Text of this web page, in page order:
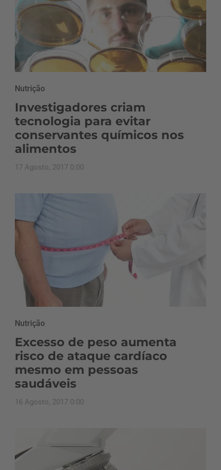
Nutrição
Investigadores criam
tecnologia para evitar
conservantes químicos nos
alimentos
17 Agosto, 2017 0:00
Nutrição
Excesso de peso aumenta
risco de ataque cardíaco
mesmo em pessoas
saudáveis
16 Agosto, 2017 0:00